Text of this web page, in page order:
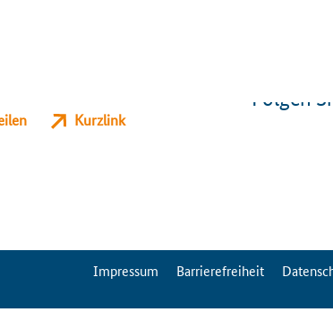
Kurzlink
Folgen
ServiceMenuImpressum Barrierefreiheit